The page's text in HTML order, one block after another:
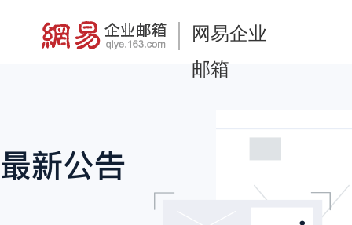
网易企业
邮箱